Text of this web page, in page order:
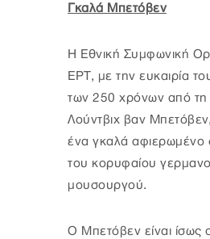
Γκαλά Μπετόβεν
Η Εθνική Συμφωνική
ΕΡΤ, με την ευκαιρία
των 250 χρόνων από τη
Λούντβιχ βαν
ένα γκαλά αφιερωμένο
του κορυφαίου
μουσουργού.
Ο Μπετόβεν είναι ίσως